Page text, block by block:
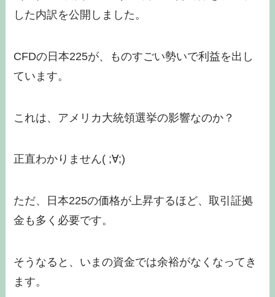
した内訳を公開しました。
CFDの日本225が、ものすごい勢いで利益を出し
ています。
これは、アメリカ大統領選挙の影響なのか？
正直わかりません( ;∀;)
ただ、日本225の価格が上昇するほど、取引証拠
金も多く必要です。
そうなると、いまの資金では余裕がなくなってき
ます。